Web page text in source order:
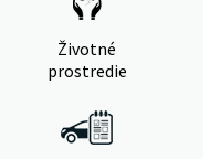
Životné
prostredie